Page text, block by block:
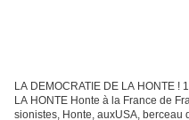
LA DEMOCRATIE DE LA HONTE !
LA HONTE Honte à la France de
sionistes, Honte, auxUSA, berceau